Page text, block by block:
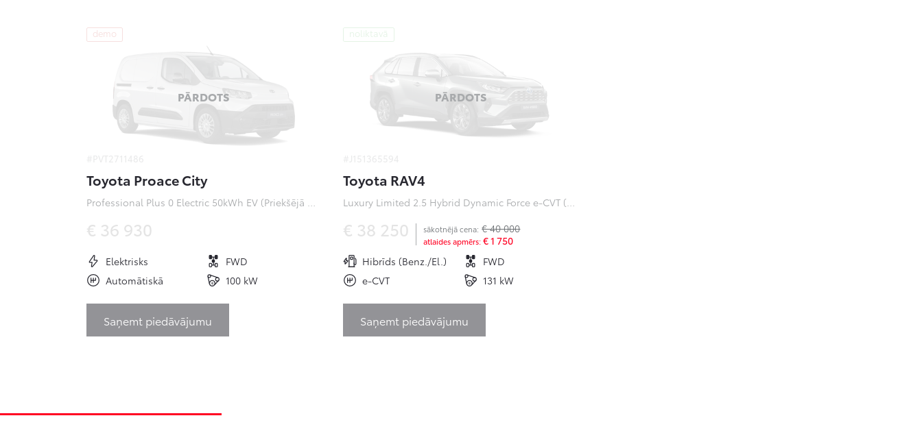
demo
PĀRDOTS
Toyota Proace City
Professional Plus 0 Electric 50kWh EV (Priekšējā piedziņa) (100 kW)
€ 36 930
Elektrisks
FWD
Automātiskā
100 kW
Saņemt piedāvājumu
noliktavā
PĀRDOTS
Toyota RAV4
Luxury Limited 2.5 Hybrid Dynamic Force e-CVT (Priekšējā piedziņa) (131 kW)
€ 38 250 sākotnējā cena: € 40 000
atlaides apmērs: € 1 750
Hibrīds (Benz./El.)
FWD
e-CVT
131 kW
Saņemt piedāvājumu